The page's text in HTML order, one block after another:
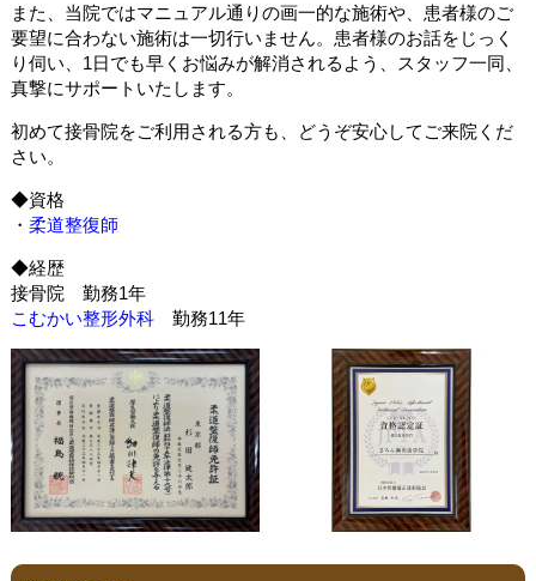
また、当院ではマニュアル通りの画一的な施術や、患者様のご
要望に合わない施術は一切行いません。患者様のお話をじっく
り伺い、1日でも早くお悩みが解消されるよう、スタッフ一同、
真撃にサポートいたします。
初めて接骨院をご利用される方も、どうぞ安心してご来院くだ
さい。
◆資格
・ 柔道整復師
◆経歴
接骨院 勤務1年
こむかい整形外科勤務11年